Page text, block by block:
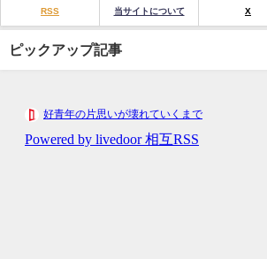
RSS 当サイトについて X
ピックアップ記事